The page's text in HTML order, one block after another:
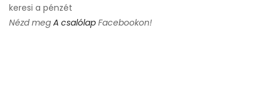
keresi a pénzét
Nézd meg A csalólap Facebookon!